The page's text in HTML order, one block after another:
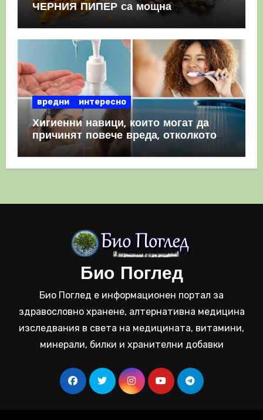
ЧЕРНИЯ ПИПЕР са мощна
комбинация
вредни интересно
Хигиенни навици, които могат да
причинят повече вреда, отколкото
полза
Био Поглед
Био Поглед е информационен портал за
здравословно хранене, алтернативна медицина
изследвания в света на медицината, витамини,
минерали, билки и хранителни добавки